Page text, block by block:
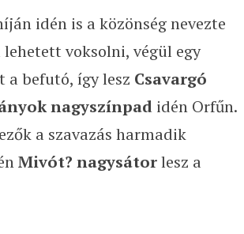
idén is a közönség nevezte
voksolni, végül egy
a befutó, így lesz Csavargó
nagyszínpadidén Orfűn.
a szavazás harmadik
Mivót? nagysátorlesz a